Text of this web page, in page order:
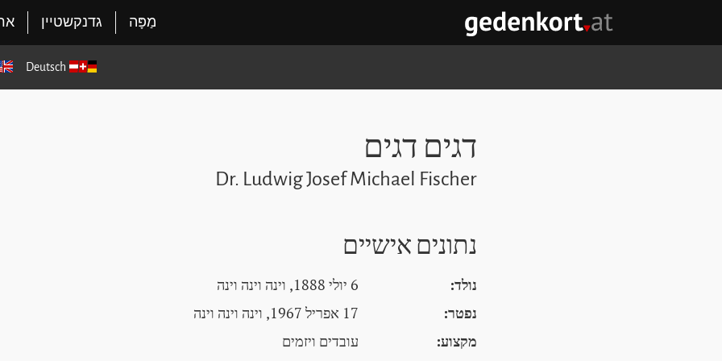
GEDENKORT - דף הבית
מַפָּה גדנקשטיין
Deutsch
דגים דגים
Dr. Ludwig Josef Michael Fischer
נתונים אישיים
נולד:
6 יולי 1888, וינה וינה וינה
נפטר:
17 אפריל 1967, וינה וינה וינה
מקצוע:
עובדים ויזמים